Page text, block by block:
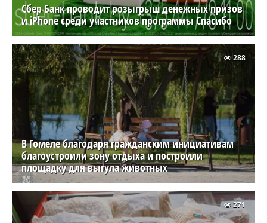
Сбер Банк проводит розыгрыш денежных призов
и iPhone среди участников программы Спасибо
В Гомеле благодаря гражданским инициативам
благоустроили зону отдыха и построили
площадку для выгула животных
288
271